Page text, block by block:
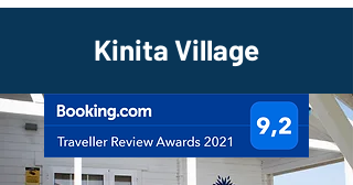
Kinita Village